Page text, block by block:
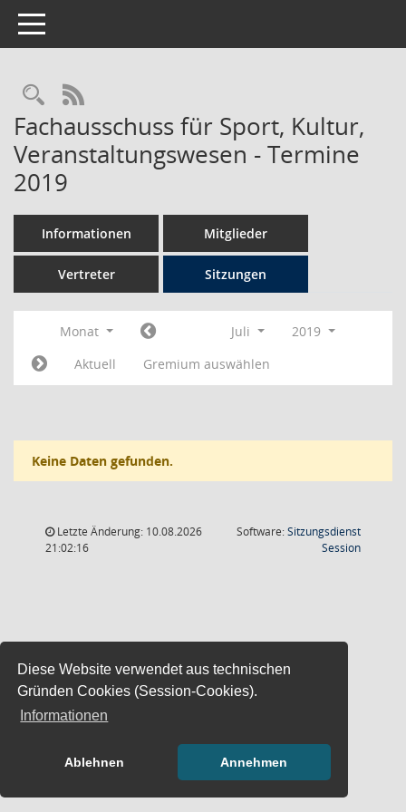
Diese Website verwendet aus technischen
Gründen Cookies (Session-Cookies).
Informationen
Ablehnen Annehmen
Toggle navigation
Rechercheauswahl
RSS-Feed
Fachausschuss für Sport, Kultur,
Veranstaltungswesen - Termine
2019
Informationen Mitglieder
Vertreter Sitzungen
Monat Juli
2019
Aktuell
Gremium auswählen
Keine Daten gefunden.
Letzte Änderung: 10.08.2026
21:02:16
Software:Sitzungsdienst
Session(Wird in